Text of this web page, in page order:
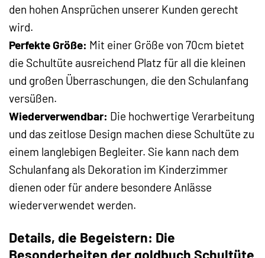
den hohen Ansprüchen unserer Kunden gerecht
wird.
Perfekte Größe: Mit einer Größe von 70cm bietet
die Schultüte ausreichend Platz für all die kleinen
und großen Überraschungen, die den Schulanfang
versüßen.
Wiederverwendbar: Die hochwertige Verarbeitung
und das zeitlose Design machen diese Schultüte zu
einem langlebigen Begleiter. Sie kann nach dem
Schulanfang als Dekoration im Kinderzimmer
dienen oder für andere besondere Anlässe
wiederverwendet werden.
Details, die Begeistern: Die
Besonderheiten der goldbuch Schultüte